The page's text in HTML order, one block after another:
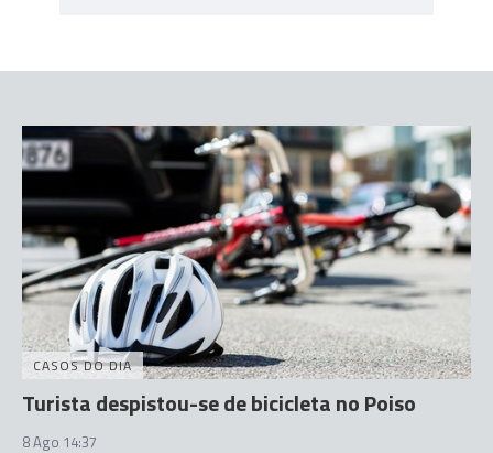
CASOS DO DIA
Turista despistou-se de bicicleta no Poiso
8 Ago 14:37